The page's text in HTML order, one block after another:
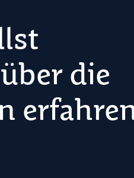
die